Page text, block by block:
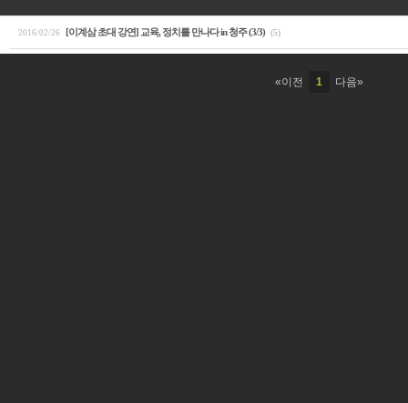
2016/02/26 [이계삼 초대 강연] 교육, 정치를 만나다 in 청주 (3/3) (5)
«이전 1 다음»